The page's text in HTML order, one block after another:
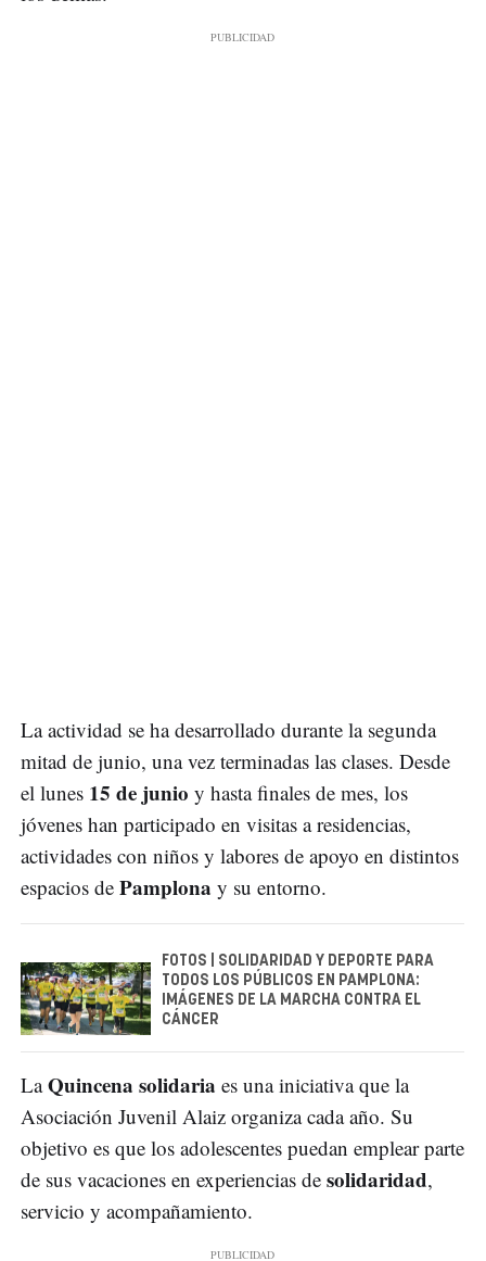
La actividad se ha desarrollado durante la segunda
mitad de junio, una vez terminadas las clases. Desde
el lunes 15 de junio y hasta finales de mes, los
jóvenes han participado en visitas a residencias,
actividades con niños y labores de apoyo en distintos
espacios de Pamplona y su entorno.
FOTOS | SOLIDARIDAD Y DEPORTE PARA
TODOS LOS PÚBLICOS EN PAMPLONA:
IMÁGENES DE LA MARCHA CONTRA EL
CÁNCER
LaQuincena solidaria es una iniciativa que la
Asociación Juvenil Alaiz organiza cada año. Su
objetivo es que los adolescentes puedan emplear parte
de sus vacaciones en experiencias de solidaridad,
servicio y acompañamiento.